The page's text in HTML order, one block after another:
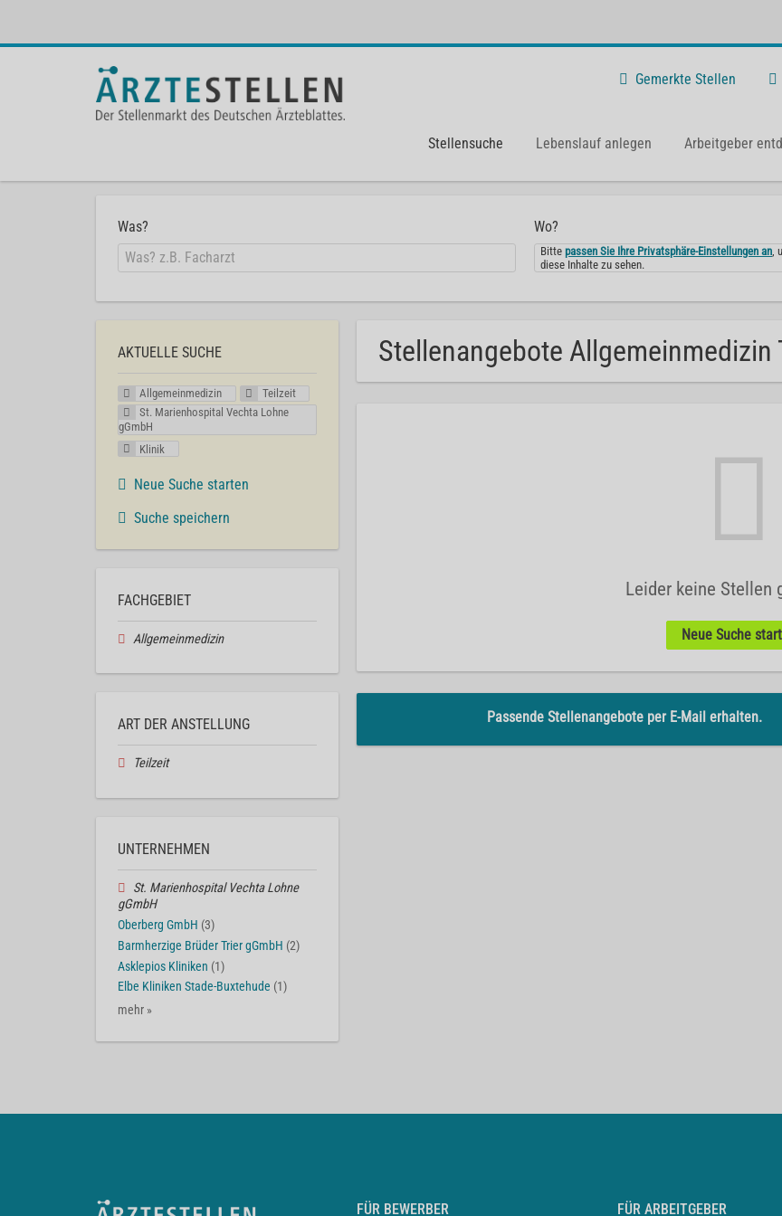
Gemerkte Stellen
Stellensuche Lebenslauf anlegen Arbeitgeber
Was? Wo?
Bittepassen Sie Ihre Privatsphäre-Einstellungen an,
diese Inhalte zu sehen.
Stellenangebote Allgemeinmedizin
Leider keine Stellen
Neue Suche
Passende Stellenangebote per E-Mail erhalten.
AKTUELLE SUCHE
Allgemeinmedizin
Teilzeit
St. Marienhospital Vechta Lohne
gGmbH
Klinik
Neue Suche starten
Suche speichern
FACHGEBIET
Allgemeinmedizin
ART DER ANSTELLUNG
Teilzeit
UNTERNEHMEN
St. Marienhospital Vechta Lohne
gGmbH
Oberberg GmbH (3)
Barmherzige Brüder Trier gGmbH (2)
Asklepios Kliniken (1)
Elbe Kliniken Stade-Buxtehude (1)
mehr »
FÜR BEWERBER FÜR ARBEITGEBER